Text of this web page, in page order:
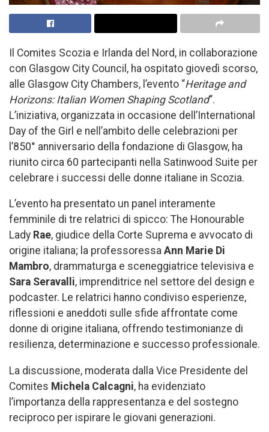
Il Comites Scozia e Irlanda del Nord, in collaborazione
con Glasgow City Council, ha ospitato giovedì scorso,
alle Glasgow City Chambers, l’evento “Heritage and
Horizons: Italian Women Shaping Scotland“.
L’iniziativa, organizzata in occasione dell’International
Day of the Girl e nell’ambito delle celebrazioni per
l’850° anniversario della fondazione di Glasgow, ha
riunito circa 60 partecipanti nella Satinwood Suite per
celebrare i successi delle donne italiane in Scozia.
L’evento ha presentato un panel interamente
femminile di tre relatrici di spicco: The Honourable
Lady Rae, giudice della Corte Suprema e avvocato di
origine italiana; la professoressa Ann Marie Di
Mambro, drammaturga e sceneggiatrice televisiva e
Sara Seravalli, imprenditrice nel settore del design e
podcaster. Le relatrici hanno condiviso esperienze,
riflessioni e aneddoti sulle sfide affrontate come
donne di origine italiana, offrendo testimonianze di
resilienza, determinazione e successo professionale.
La discussione, moderata dalla Vice Presidente del
Comites Michela Calcagni, ha evidenziato
l’importanza della rappresentanza e del sostegno
reciproco per ispirare le giovani generazioni.